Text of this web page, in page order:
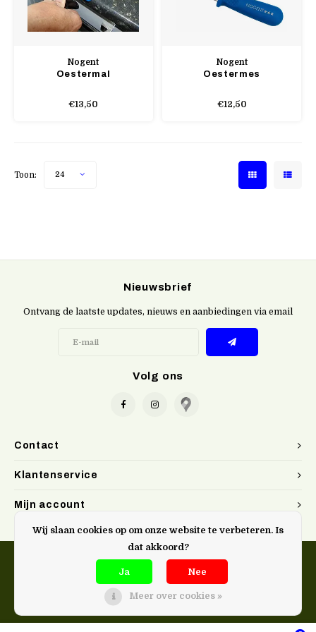
Nogent
Oestermal
€13,50
Nogent
Oestermes
€12,50
Toon: 24
Contact
Nieuwsbrief
Ontvang de laatste updates, nieuws en aanbiedingen via email
Volg ons
Klantenservice
Mijn account
Wij slaan cookies op om onze website te verbeteren. Is
dat akkoord?
Ja Nee
Meer over cookies »